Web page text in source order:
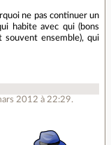
ne pas continuer un
habite avec qui (bons
ensemble), qui
2012 à 22:29.